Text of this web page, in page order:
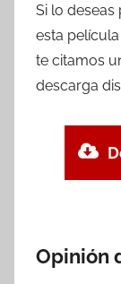
Si lo
esta
te citamos
descarga
Opinión